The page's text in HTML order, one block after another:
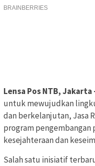
Lensa Pos NTB, Jakarta
untuk mewujudkan
dan berkelanjutan, Jasa
program pengembangan
kesejahteraan dan
Salah satu inisiatif